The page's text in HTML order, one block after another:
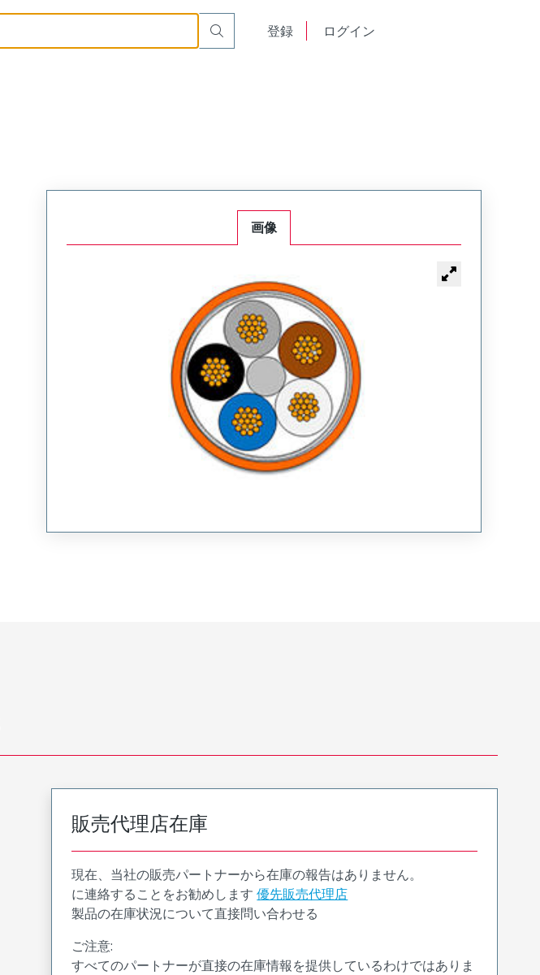
登録 ログイン
画像
販売代理店在庫
現在、当社の販売パートナーから在庫の報告はありません。
に連絡することをお勧めします 優先販売代理店
製品の在庫状況について直接問い合わせる
ご注意:
すべてのパートナーが直接の在庫情報を提供しているわけではありま